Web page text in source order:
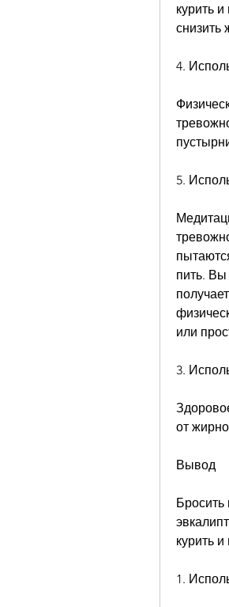
курить
снизить
4.
5.
пить. Вы
или
3.
от
Вывод
Бросить
курить и
1.